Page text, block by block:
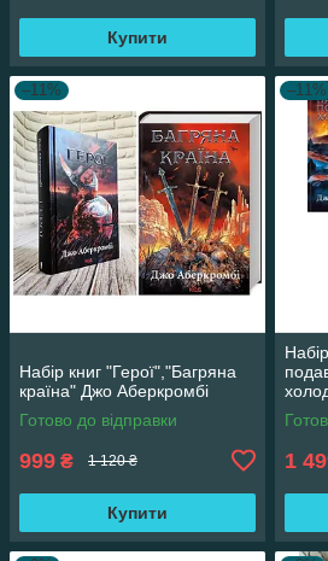
Купити
–11%
Набір книг "Герої","Багряна
країна" Джо Аберкромбі
Готово до відправки
999 ₴ 1 120 ₴
Купити
–11%
1